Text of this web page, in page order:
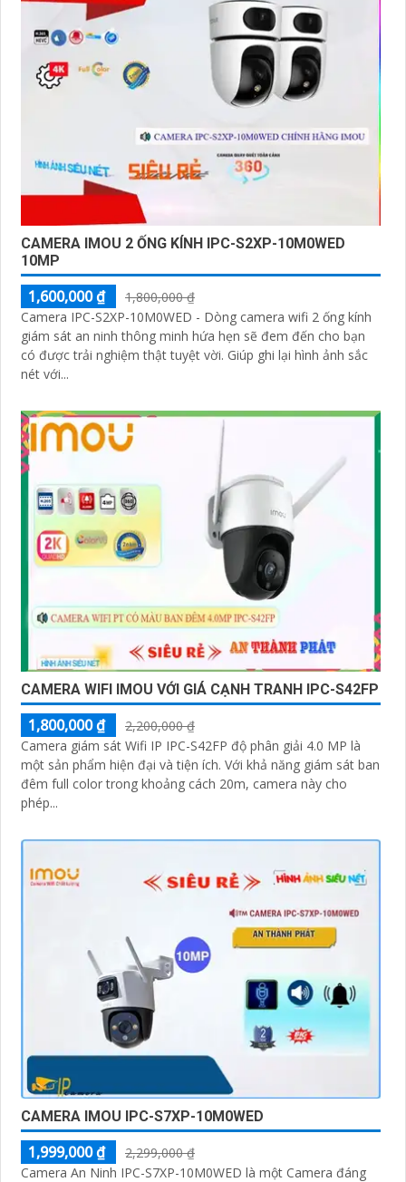
CAMERA IMOU 2 ỐNG KÍNH IPC-S2XP-10M0WED
10MP
1,600,000 ₫
1,800,000 ₫
Camera IPC-S2XP-10M0WED - Dòng camera wifi 2 ống kính
giám sát an ninh thông minh hứa hẹn sẽ đem đến cho bạn
có được trải nghiệm thật tuyệt vời. Giúp ghi lại hình ảnh sắc
nét với...
CAMERA WIFI IMOU VỚI GIÁ CẠNH TRANH IPC-S42FP
1,800,000 ₫
2,200,000 ₫
Camera giám sát Wifi IP IPC-S42FP độ phân giải 4.0 MP là
một sản phẩm hiện đại và tiện ích. Với khả năng giám sát ban
đêm full color trong khoảng cách 20m, camera này cho
phép...
CAMERA IMOU IPC-S7XP-10M0WED
1,999,000 ₫
2,299,000 ₫
Camera An Ninh IPC-S7XP-10M0WED là một Camera đáng